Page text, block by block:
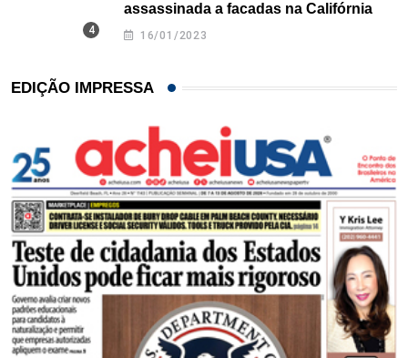
assassinada a facadas na Califórnia
16/01/2023
EDIÇÃO IMPRESSA